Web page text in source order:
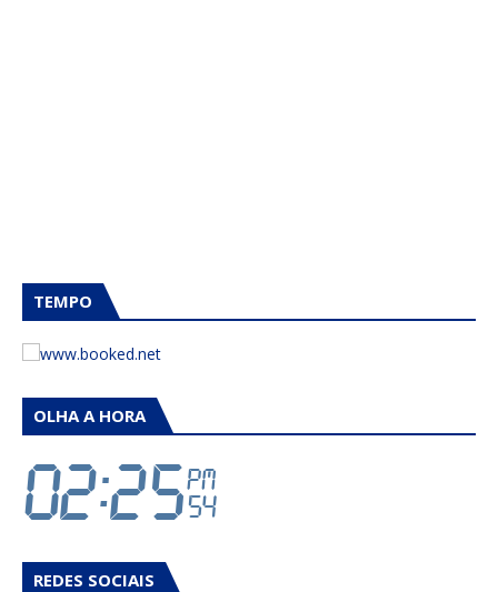
TEMPO
OLHA A HORA
REDES SOCIAIS